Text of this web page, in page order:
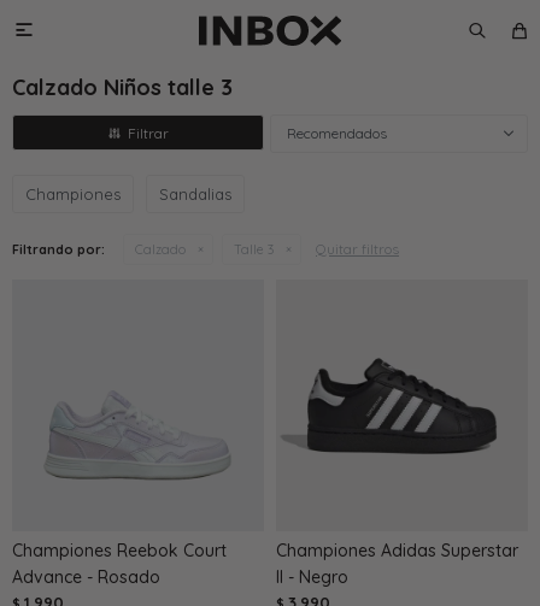

Calzado Niños talle 3
Recomendados
Championes Sandalias
Filtrando por: Calzado Talle 3 Quitar filtros
Championes Reebok Court
Advance - Rosado
Championes Adidas Superstar
II - Negro